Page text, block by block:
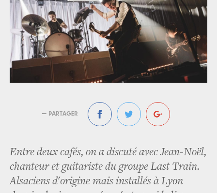
— PARTAGER
Entre deux cafés, on a discuté avec Jean-Noël,
chanteur et guitariste du groupe Last Train.
Alsaciens d'origine mais installés à Lyon